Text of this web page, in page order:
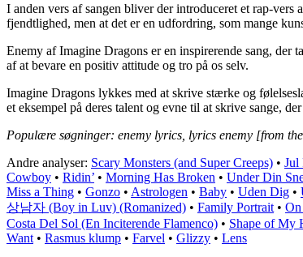
I anden vers af sangen bliver der introduceret et rap-
fjendtlighed, men at det er en udfordring, som mange
Enemy af Imagine Dragons er en inspirerende sang, der
af at bevare en positiv attitude og tro på os selv.
Imagine Dragons lykkes med at skrive stærke og
et eksempel på deres talent og evne til at skrive sange,
Populære søgninger: enemy lyrics, lyrics enemy [from
Andre analyser: Scary Monsters (and Super Creeps) • Jul
Cowboy • Ridin’ • Morning Has Broken • Under Din
Miss a Thing • Gonzo • Astrologen • Baby • Uden Dig •
상남자 (Boy in Luv) (Romanized) • Family Portrait •
Costa Del Sol (En Inciterende Flamenco) • Shape of My
Want • Rasmus klump • Farvel • Glizzy • Lens